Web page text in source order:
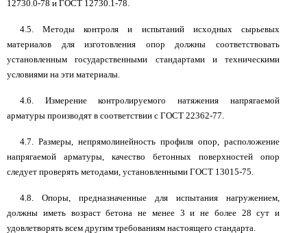
12730.0-78 и ГОСТ 12730.1-78.
4.5. Методы контроля и испытаний исходных сырьевых
материалов для изготовления опор должны соответствовать
установленным государственными стандартами и техническими
условиями на эти материалы.
4.6. Измерение контролируемого натяжения напрягаемой
арматуры производят в соответствии с ГОСТ 22362-77.
4.7. Размеры, непрямолинейность профиля опор, расположение
напрягаемой арматуры, качество бетонных поверхностей опор
следует проверять методами, установленными ГОСТ 13015-75.
4.8. Опоры, предназначенные для испытания нагружением,
должны иметь возраст бетона не менее 3 и не более 28 сут и
удовлетворять всем другим требованиям настоящего стандарта.